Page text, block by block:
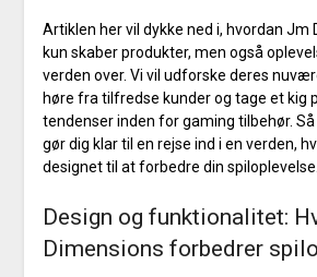
Artiklen her vil dykke ned i, hvordan Jm
kun skaber produkter, men også
verden over. Vi vil udforske deres
høre fra tilfredse kunder og tage et kig
tendenser inden for gaming tilbehør.
gør dig klar til en rejse ind i en verden,
designet til at forbedre din spiloplevelse.
Design og funktionalitet:
Dimensions forbedrer